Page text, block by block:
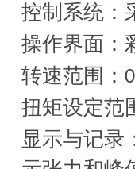
控制系统：
操作界面：
转速范围： 0
扭矩设定范
显示与记录